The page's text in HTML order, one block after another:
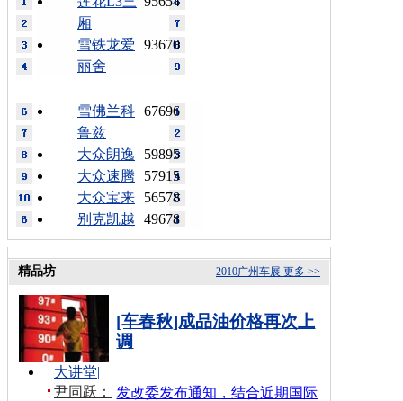
厢
93670
雪铁龙爱
丽舍
67696
雪佛兰科
鲁兹
59895
大众朗逸
57915
大众速腾
56578
大众宝来
49678
别克凯越
更多 >>
2010广州车展
精品坊
[车春秋]成品油价格再次上
调
发改委发布通知，结合近期国际
大讲堂|
尹同跃：